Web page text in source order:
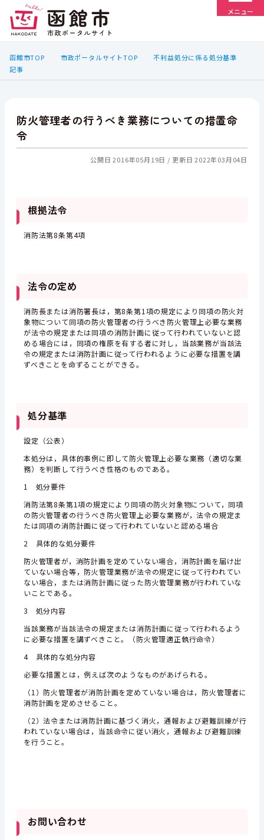
メニュー
函館市TOP 市政ポータルサイトTOP
不利益処分に係る処分基準
記事
防火管理者の行うべき業務についての措置命
令
公開日 2016年05月19日 更新日 2022年03月04日
根拠法令
消防法第8条第4項
法令の定め
消防長または消防署長は，第8条第1項の規定により同項の防火対
象物について同項の防火管理者の行うべき防火管理上必要な業務
が法令の規定または同項の消防計画に従って行われていないと認
める場合には，同項の権原を有する者に対し，当該業務が当該法
令の規定または消防計画に従って行われるように必要な措置を講
ずべきことを命ずることができる。
処分基準
設定（公表）
本処分は，具体的事例に即して防火管理上必要な業務（適切な業
務）を判断して行うべき性格のものである。
1 処分要件
消防法第8条第1項の規定により同項の防火対象物について，同項
の防火管理者の行うべき防火管理上必要な業務が，法令の規定ま
たは同項の消防計画に従って行われていないと認める場合
2 具体的な処分要件
防火管理者が，消防計画を定めていない場合，消防計画を届け出
ていない場合等，防火管理業務が法令の規定に従って行われてい
ない場合，または消防計画に従った防火管理業務が行われていな
いことである。
3 処分内容
当該業務が当該法令の規定または消防計画に従って行われるよう
に必要な措置を講ずべきこと。（防火管理適正執行命令）
4 具体的な処分内容
必要な措置とは，例えば次のようなものがあげられる。
（1）防火管理者が消防計画を定めていない場合は，防火管理者に
消防計画を定めさせること。
（2）法令または消防計画に基づく消火，通報および避難訓練が行
われていない場合は，当該命令に従い消火，通報および避難訓練
を行うこと。
お問い合わせ